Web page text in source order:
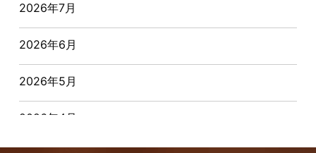
おすすめ物件
お客様インタビュー
お客様の声
2026年7月
2026年6月
2026年5月
2026年4月